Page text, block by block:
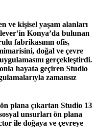
ve kişisel yaşam alanları
Konya’da bulunan
fabrikasının ofis,
doğal ve çevre
gerçekleştirdi.
hayata geçiren Studio
zamansız
plana çıkartan Studio 13
unsurları ön plana
ile doğaya ve çevreye